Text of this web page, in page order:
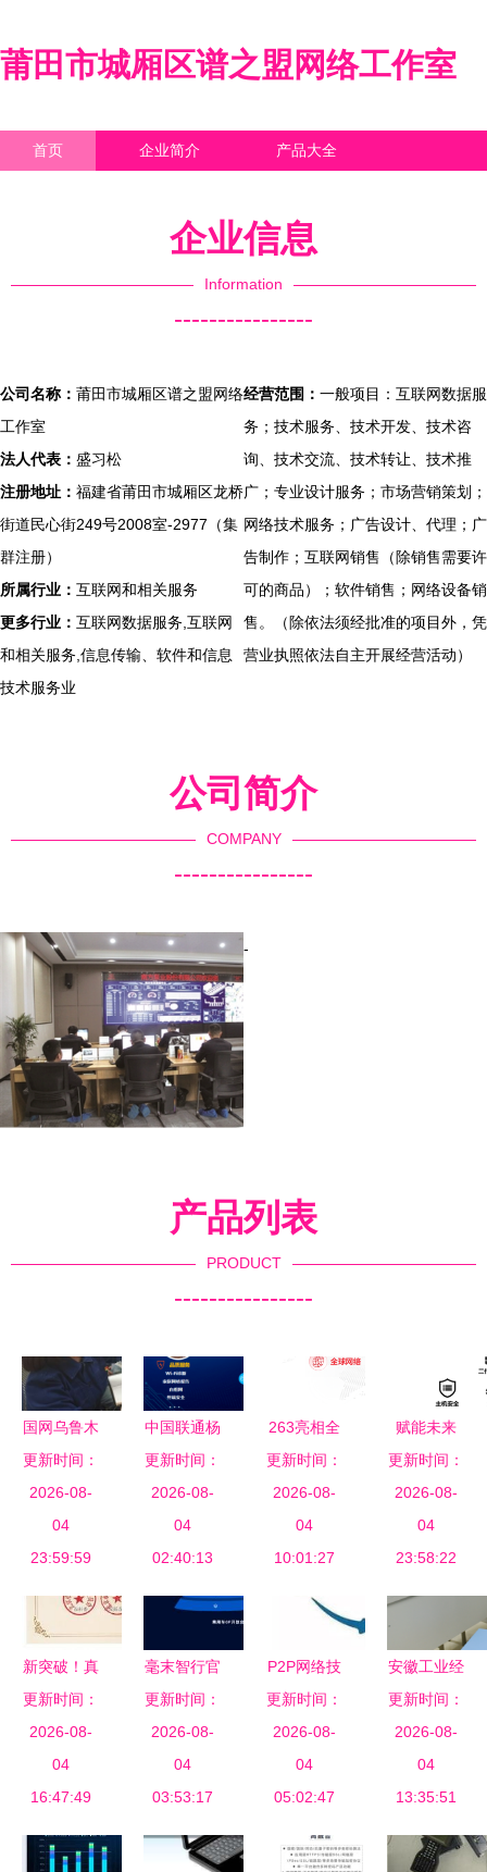
莆田市城厢区谱之盟网络工作室
首页 企业简介 产品大全
企业信息
Information
----------------
公司名称： 莆田市城厢区谱之盟网络
工作室
法人代表： 盛习松
注册地址： 福建省莆田市城厢区龙桥
街道民心街249号2008室-2977（集
群注册）
所属行业： 互联网和相关服务
更多行业： 互联网数据服务,互联网
和相关服务,信息传输、软件和信息
技术服务业
经营范围： 一般项目：互联网数据服
务；技术服务、技术开发、技术咨
询、技术交流、技术转让、技术推
广；专业设计服务；市场营销策划；
网络技术服务；广告设计、代理；广
告制作；互联网销售（除销售需要许
可的商品）；软件销售；网络设备销
售。（除依法须经批准的项目外，凭
营业执照依法自主开展经营活动）
公司简介
COMPANY
----------------
-
产品列表
PRODUCT
----------------
国网乌鲁木
齐供电公司
网络技术服
务创新成果
荣获国网新
技术创新一
等奖
更新时间：
2026-08-
04
23:59:59
中国联通杨
雨苍 深耕
宽带大联
接，构筑智
慧家庭新生
更新时间：
2026-08-
04
02:40:13
263亮相全
球数字经济
大会，以AI
技术拓展数
智化赋能边
更新时间：
2026-08-
04
10:01:27
赋能未来
网络技术服
务如何引领
企业数字化
转型
更新时间：
2026-08-
04
23:58:22
新突破！真
信网络喜获
北京新技术
新产品（服
务）认证
更新时间：
2026-08-
04
16:47:49
毫末智行官
网焕新升
级，携手生
态伙伴冲刺
自动驾驶
更新时间：
2026-08-
04
03:53:17
P2P网络技
术 从去中
心化架构到
未来应用全
面解读
更新时间：
2026-08-
04
05:02:47
安徽工业经
济职业技术
学院2024
年分类招生
考试顺利举
术全程保驾
更新时间：
2026-08-
04
13:35:51